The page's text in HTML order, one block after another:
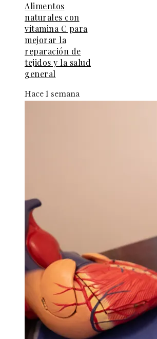
Alimentos
naturales con
vitamina C para
mejorar la
reparación de
tejidos y la salud
general
Hace 1 semana